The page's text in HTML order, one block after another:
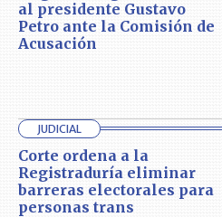
al presidente Gustavo
Petro ante la Comisión de
Acusación
JUDICIAL
Corte ordena a la
Registraduría eliminar
barreras electorales para
personas trans